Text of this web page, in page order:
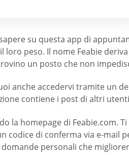
su questa app di
peso. Il nome Feabie deriva
un posto che non
anche accedervi tramite un
contiene i post di altri
la homepage di
di conferma via e-mail
personali che